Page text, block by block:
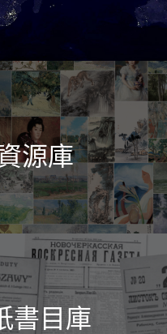
源庫
書目庫